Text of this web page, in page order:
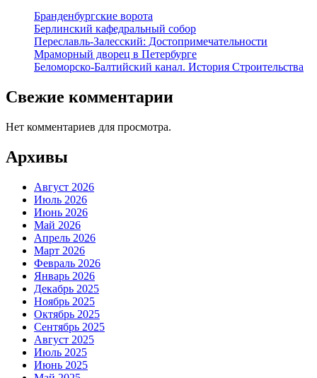
Бранденбургские ворота
Берлинский кафедральный собор
Переславль-Залесский: Достопримечательности
Мраморный дворец в Петербурге
Беломорско-Балтийский канал. История Строительства
Свежие комментарии
Нет комментариев для просмотра.
Архивы
Август 2026
Июль 2026
Июнь 2026
Май 2026
Апрель 2026
Март 2026
Февраль 2026
Январь 2026
Декабрь 2025
Ноябрь 2025
Октябрь 2025
Сентябрь 2025
Август 2025
Июль 2025
Июнь 2025